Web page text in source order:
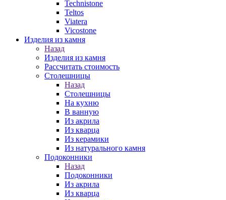
Technistone
Teltos
Viatera
Vicostone
Изделия из камня
Назад
Изделия из камня
Рассчитать стоимость
Столешницы
Назад
Столешницы
На кухню
В ванную
Из акрила
Из кварца
Из керамики
Из натурального камня
Подоконники
Назад
Подоконники
Из акрила
Из кварца